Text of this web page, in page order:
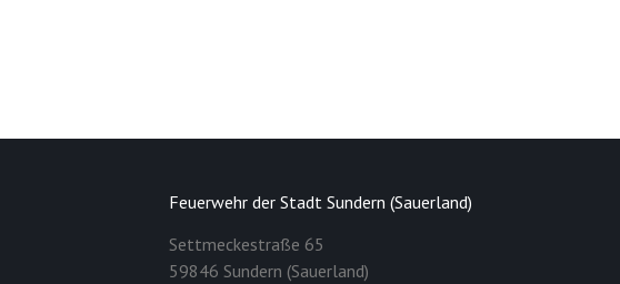
Feuerwehr der Stadt Sundern (Sauerland)
Settmeckestraße 65
59846 Sundern (Sauerland)